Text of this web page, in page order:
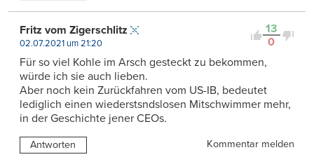
13
0
Fritz vom Zigerschlitz
02.07.2021 um 21:20
Für so viel Kohle im Arsch gesteckt zu bekommen,
würde ich sie auch lieben.
Aber noch kein Zurückfahren vom US-IB, bedeutet
lediglich einen wiederstsndslosen Mitschwimmer mehr,
in der Geschichte jener CEOs.
Antworten Kommentar melden